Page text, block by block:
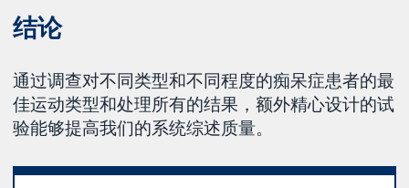
结论
通过调查对不同类型和不同程度的痴呆症患者的最
佳运动类型和处理所有的结果，额外精心设计的试
验能够提高我们的系统综述质量。